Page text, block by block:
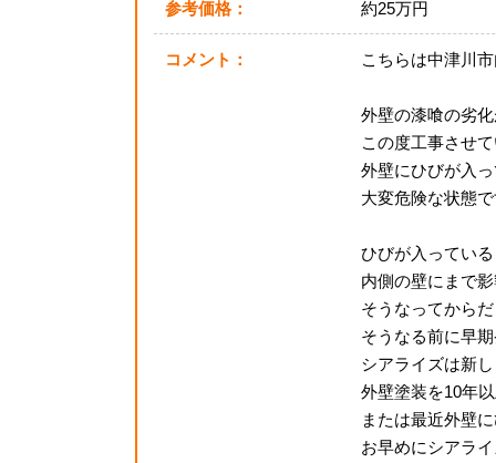
参考価格： 約25万円
コメント： こちらは中津川
外壁の漆喰の劣
この度工事させて
外壁にひびが入
大変危険な状態で
ひびが入ってい
内側の壁にまで
そうなってから
そうなる前に早
シアライズは新
外壁塗装を10年
または最近外壁
お早めにシアラ